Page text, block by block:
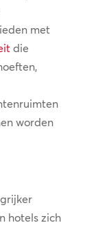
met
die
worden
hotels zich